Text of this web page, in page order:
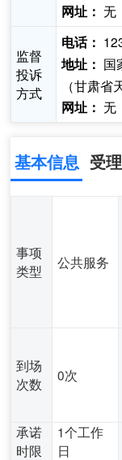
网址： 无
监督
投诉
方式
电话：
地址： 国
（甘肃
网址： 无
基本信息 受
事项
类型
公共服务
到场
次数
0次
承诺
时限
1个工作
日